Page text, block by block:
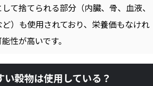
て捨てられる部分（内臓、骨、血液、
）も使用されており、栄養価もなけれ
性が高いです。
穀物は使用している？